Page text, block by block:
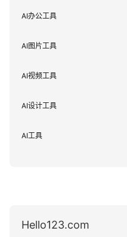
AI办公工具
AI图片工具
AI视频工具
AI设计工具
AI工具
Hello123.com